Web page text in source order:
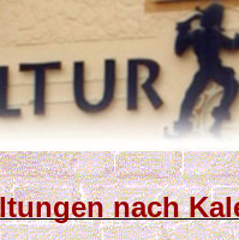
nach